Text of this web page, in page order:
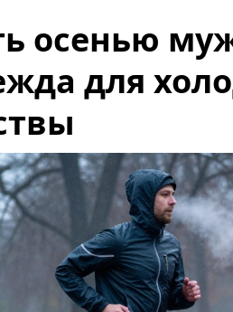
осенью
для